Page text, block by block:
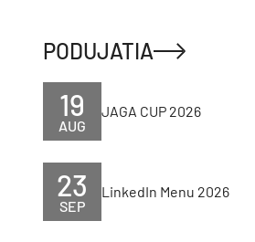
PODUJATIA
AUG
19 JAGA CUP 2026
SEP
23 LinkedIn Menu 2026